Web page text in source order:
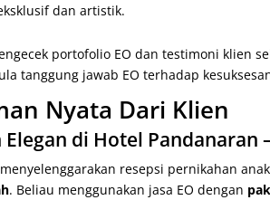
dan artistik.
portofolio EO dan testimoni klien
tanggung jawab EO terhadap
Nyata Dari Klien
di Hotel Pandanaran
resepsi pernikahan
. Beliau menggunakan jasa EO dengan